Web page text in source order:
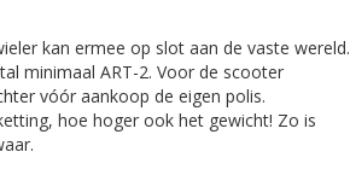
kan ermee op slot aan de vaste wereld.
minimaal ART-2. Voor de scooter
vóór aankoop de eigen polis.
hoe hoger ook het gewicht! Zo is